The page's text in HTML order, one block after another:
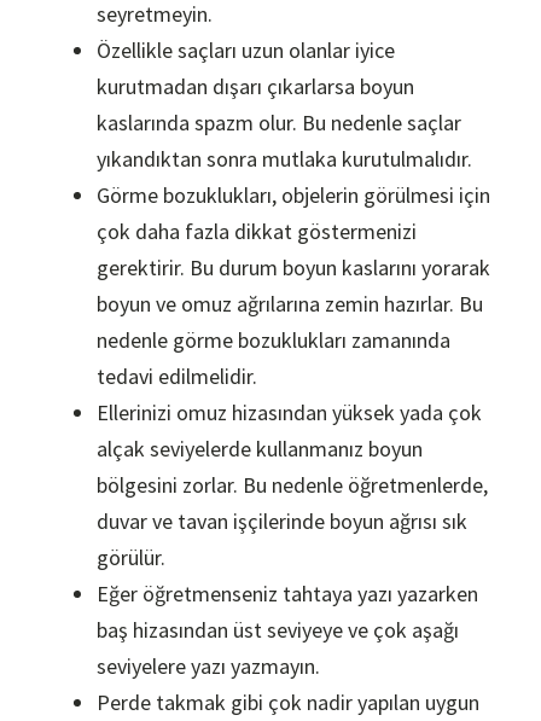
seyretmeyin.
Özellikle saçları uzun olanlar iyice
kurutmadan dışarı çıkarlarsa boyun
kaslarında spazm olur. Bu nedenle saçlar
yıkandıktan sonra mutlaka kurutulmalıdır.
Görme bozuklukları, objelerin görülmesi için
çok daha fazla dikkat göstermenizi
gerektirir. Bu durum boyun kaslarını yorarak
boyun ve omuz ağrılarına zemin hazırlar. Bu
nedenle görme bozuklukları zamanında
tedavi edilmelidir.
Ellerinizi omuz hizasından yüksek yada çok
alçak seviyelerde kullanmanız boyun
bölgesini zorlar. Bu nedenle öğretmenlerde,
duvar ve tavan işçilerinde boyun ağrısı sık
görülür.
Eğer öğretmenseniz tahtaya yazı yazarken
baş hizasından üst seviyeye ve çok aşağı
seviyelere yazı yazmayın.
Perde takmak gibi çok nadir yapılan uygun